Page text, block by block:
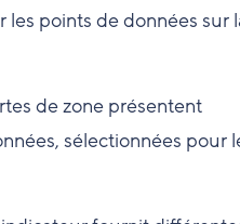
points de données sur
de zone présentent
sélectionnées pour